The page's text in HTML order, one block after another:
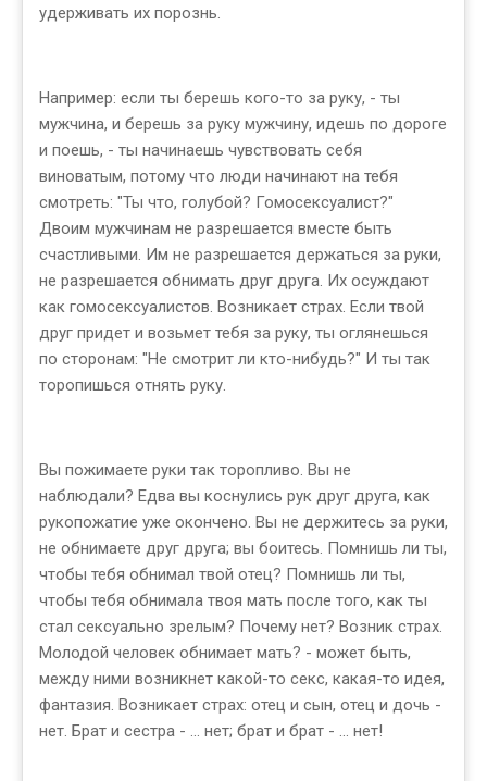
удерживать их порознь.
Например: если ты берешь кого-то за руку, - ты
мужчина, и берешь за руку мужчину, идешь по дороге
и поешь, - ты начинаешь чувствовать себя
виноватым, потому что люди начинают на тебя
смотреть: "Ты что, голубой? Гомосексуалист?"
Двоим мужчинам не разрешается вместе быть
счастливыми. Им не разрешается держаться за руки,
не разрешается обнимать друг друга. Их осуждают
как гомосексуалистов. Возникает страх. Если твой
друг придет и возьмет тебя за руку, ты оглянешься
по сторонам: "Не смотрит ли кто-нибудь?" И ты так
торопишься отнять руку.
Вы пожимаете руки так торопливо. Вы не
наблюдали? Едва вы коснулись рук друг друга, как
рукопожатие уже окончено. Вы не держитесь за руки,
не обнимаете друг друга; вы боитесь. Помнишь ли ты,
чтобы тебя обнимал твой отец? Помнишь ли ты,
чтобы тебя обнимала твоя мать после того, как ты
стал сексуально зрелым? Почему нет? Возник страх.
Молодой человек обнимает мать? - может быть,
между ними возникнет какой-то секс, какая-то идея,
фантазия. Возникает страх: отец и сын, отец и дочь -
нет. Брат и сестра - ... нет; брат и брат - ... нет!